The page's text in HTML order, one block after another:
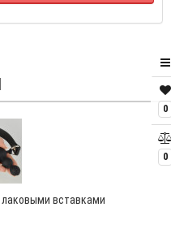
0
0
лаковыми вставками